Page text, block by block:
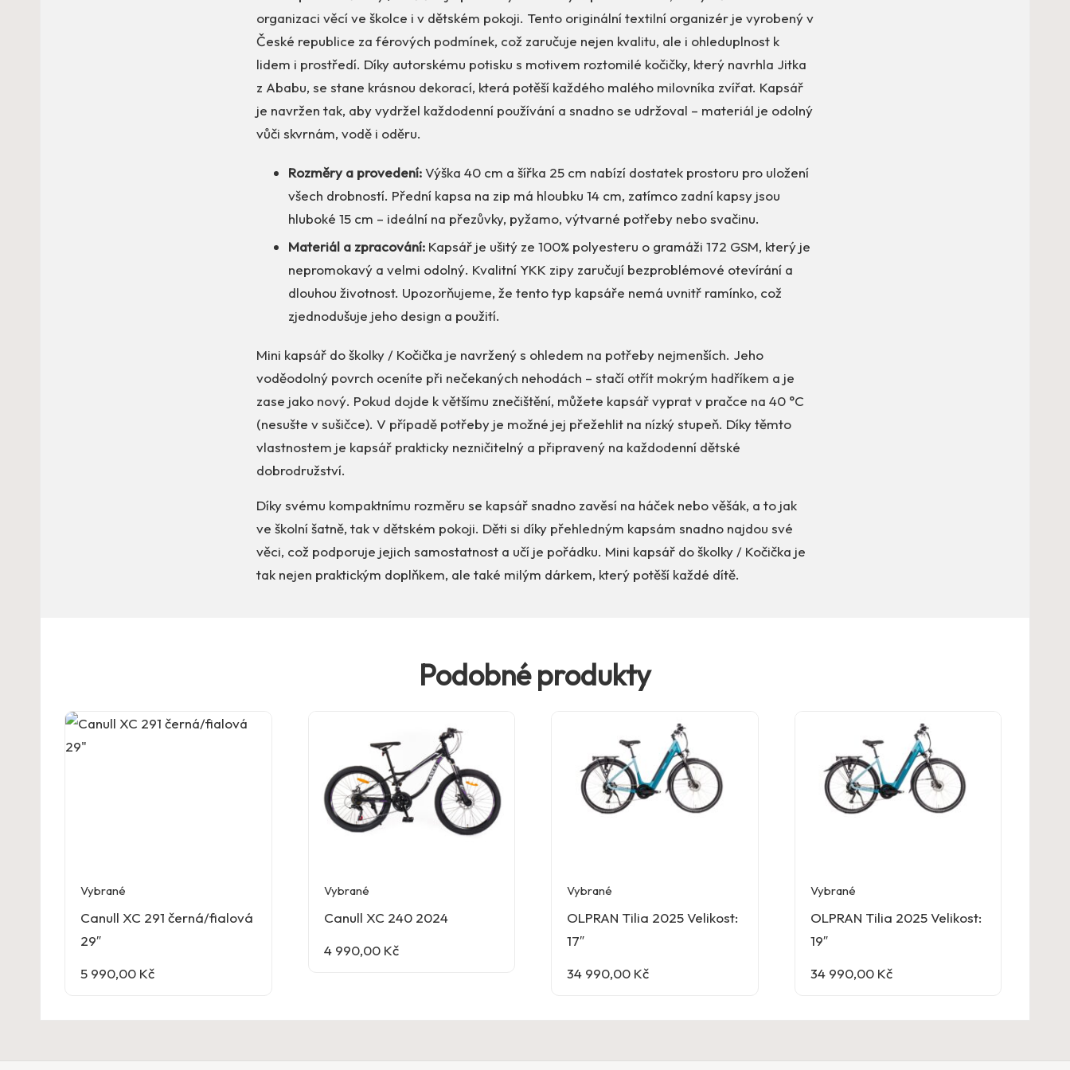
organizaci věcí ve školce i v dětském pokoji. Tento originální textilní organizér je vyrobený v
České republice za férových podmínek, což zaručuje nejen kvalitu, ale i ohleduplnost k
lidem i prostředí. Díky autorskému potisku s motivem roztomilé kočičky, který navrhla Jitka
z Ababu, se stane krásnou dekorací, která potěší každého malého milovníka zvířat. Kapsář
je navržen tak, aby vydržel každodenní používání a snadno se udržoval – materiál je odolný
vůči skvrnám, vodě i oděru.
Rozměry a provedení:Výška 40 cm a šířka 25 cm nabízí dostatek prostoru pro uložení
všech drobností. Přední kapsa na zip má hloubku 14 cm, zatímco zadní kapsy jsou
hluboké 15 cm – ideální na přezůvky, pyžamo, výtvarné potřeby nebo svačinu.
Materiál a zpracování: Kapsář je ušitý ze 100% polyesteru o gramáži 172 GSM, který je
nepromokavý a velmi odolný. Kvalitní YKK zipy zaručují bezproblémové otevírání a
dlouhou životnost. Upozorňujeme, že tento typ kapsáře nemá uvnitř ramínko, což
zjednodušuje jeho design a použití.
Mini kapsář do školky / Kočička je navržený s ohledem na potřeby nejmenších. Jeho
voděodolný povrch oceníte při nečekaných nehodách – stačí otřít mokrým hadříkem a je
zase jako nový. Pokud dojde k většímu znečištění, můžete kapsář vyprat v pračce na 40 °C
(nesušte v sušičce). V případě potřeby je možné jej přežehlit na nízký stupeň. Díky těmto
vlastnostem je kapsář prakticky nezničitelný a připravený na každodenní dětské
dobrodružství.
Díky svému kompaktnímu rozměru se kapsář snadno zavěsí na háček nebo věšák, a to jak
ve školní šatně, tak v dětském pokoji. Děti si díky přehledným kapsám snadno najdou své
věci, což podporuje jejich samostatnost a učí je pořádku. Mini kapsář do školky / Kočička je
tak nejen praktickým doplňkem, ale také milým dárkem, který potěší každé dítě.
Podobné produkty
Vybrané
Canull XC 291 černá/fialová
29″
5 990,00 Kč
Vybrané
Canull XC 240 2024
4 990,00 Kč
Vybrané
OLPRAN Tilia 2025 Velikost:
17″
34 990,00 Kč
Vybrané
OLPRAN Tilia 2025 Velikost:
19″
34 990,00 Kč